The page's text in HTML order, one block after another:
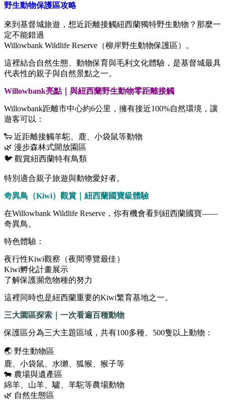
野生動物保護區攻略
來到基督城旅遊，想近距離接觸紐西蘭獨特野生動物？那麼一
定不能錯過
Willowbank Wildlife Reserve（柳岸野生動物保護區）。
這裡結合自然生態、動物保育與毛利文化體驗，是基督城最具
代表性的親子與自然景點之一。
Willowbank亮點｜與紐西蘭野生動物零距離接觸
Willowbank距離市中心約6公里，擁有接近100%自然環境，讓
遊客可以：
🐑 近距離接觸羊駝、鹿、小袋鼠等動物
🌿 漫步森林式開放園區
🐦 觀賞紐西蘭特有鳥類
特別適合親子旅遊與動物愛好者。
奇異鳥（Kiwi）觀賞｜紐西蘭國寶級體驗
在Willowbank Wildlife Reserve，你有機會看到紐西蘭國寶——
奇異鳥。
特色體驗：
夜行性Kiwi觀察（夜間導覽最佳）
Kiwi孵化計畫展示
了解保護瀕危物種的努力
這裡同時也是紐西蘭重要的Kiwi繁育基地之一。
三大園區探索｜一次看遍百種動物
保護區分為三大主題區域，共有100多種、500隻以上動物：
🌏 野生動物區
鹿、小袋鼠、水獺、狐猴、猴子等
🐄 農場與遺產區
綿羊、山羊、驢、羊駝等農場動物
🌿 自然生態區